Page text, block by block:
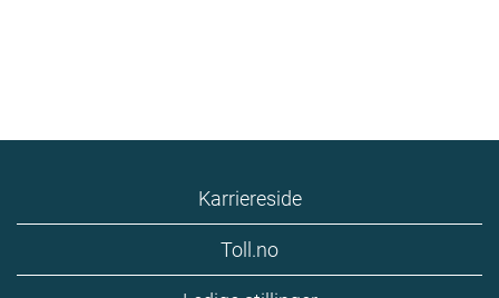
Karriereside
Toll.no